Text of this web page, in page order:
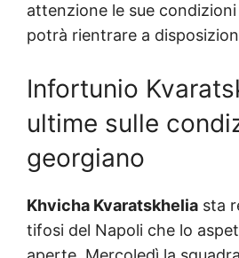
attenzione le sue
potrà rientrare a
Infortunio
ultime sulle
georgiano
Khvicha Kvaratskhelia sta
tifosi del Napoli che lo